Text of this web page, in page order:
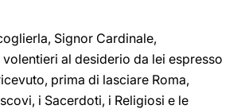
Signor Cardinale,
al desiderio da lei espresso
prima di lasciare Roma,
i Sacerdoti, i Religiosi e le